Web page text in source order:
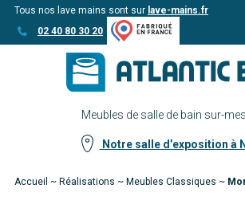
Aller
au
Aller au
contenu
Tous nos lave mains sont sur lave-mains.fr
02 40 80 30 20
Meubles de salle de bain sur-
Notre salle d’exposition à
Accueil ~ Réalisations ~ Meubles Classiques ~